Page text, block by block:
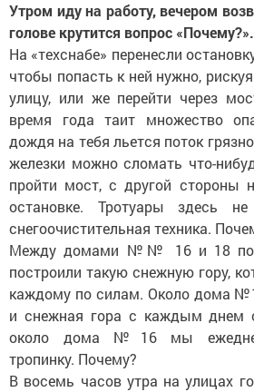
Утром иду на работу, вечером
голове крутится вопрос «Почему?».
На «техснабе» перенесли
чтобы попасть к ней нужно,
улицу, или же перейти через
время года таит множество
дождя на тебя льется поток
железки можно сломать что-
пройти мост, с другой стороны
остановке. Тротуары здесь
снегоочистительная техника.
Между домами №№ 16 и 18 по
построили такую снежную гору,
каждому по силам. Около дома
и снежная гора с каждым днем
около дома №16 мы
тропинку. Почему?
В восемь часов утра на улицах